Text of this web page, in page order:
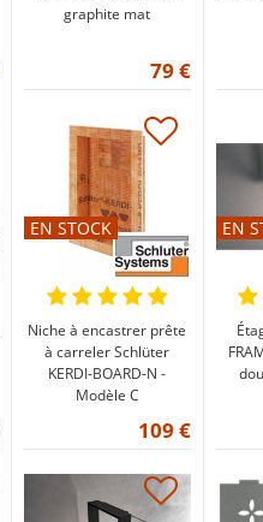
graphite mat
79 €
EN STOCK
Niche à encastrer prête
à carreler Schlüter
KERDI-BOARD-N -
Modèle C
109 €
EN